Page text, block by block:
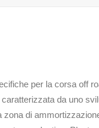
per la corsa off
da uno
di